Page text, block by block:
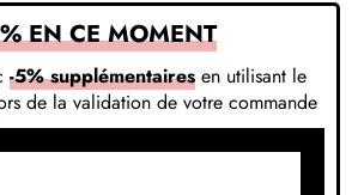
EN CE MOMENT
-5% supplémentairesen utilisant le
de la validation de votre commande